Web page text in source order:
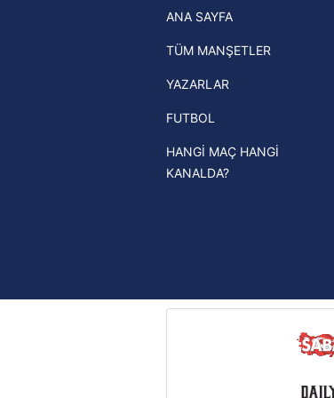
mevzuata uygun
haberleri
Trendyol Süper Lig
Ziraat Türkiye Kupası
UEFA Şampiyonlar Ligi
UEFA Avrupa Ligi
UEFA Konferans Ligi
ANA SAYFA
TÜM MANŞETLER
YAZARLAR
FUTBOL
HANGİ MAÇ HANGİ
KANALDA?